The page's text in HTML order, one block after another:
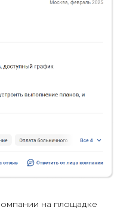
на площадке